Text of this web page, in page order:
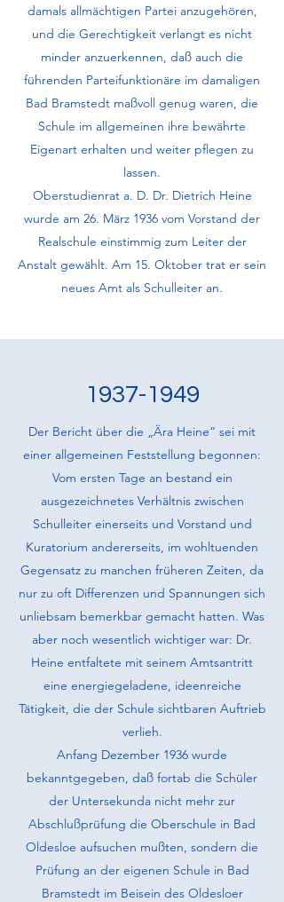
damals allmächtigen Partei anzugehören,
und die Gerechtigkeit verlangt es nicht
minder anzuerkennen, daß auch die
führenden Parteifunk­tionäre im damaligen
Bad Bramstedt maßvoll genug waren, die
Schule im allgemeinen ihre bewährte
Eigenart erhalten und weiter pflegen zu
lassen.
Oberstudienrat a. D. Dr. Dietrich Heine
wurde am 26. März 1936 vom Vorstand der
Realschule einstimmig zum Leiter der
Anstalt gewählt. Am 15. Oktober trat er sein
neues Amt als Schulleiter an.
1937-1949
Der Bericht über die „Ära Heine“ sei mit
einer allgemeinen Feststellung begonnen:
Vom ersten Tage an bestand ein
ausgezeichnetes Verhältnis zwischen
Schulleiter einerseits und Vorstand und
Kuratorium andererseits, im wohltuenden
Gegensatz zu manchen früheren Zeiten, da
nur zu oft Differenzen und Spannungen sich
unliebsam bemerkbar gemacht hatten. Was
aber noch wesentlich wichtiger war: Dr.
Heine entfaltete mit seinem Amtsantritt
eine energiegeladene, ideenreiche
Tätigkeit, die der Schule sichtbaren Auftrieb
verlieh.
Anfang Dezember 1936 wurde
bekanntgegeben, daß fortab die Schüler
der Untersekunda nicht mehr zur
Abschlußprüfung die Oberschule in Bad
Oldesloe aufsuchen mußten, sondern die
Prüfung an der eigenen Schule in Bad
Bramstedt im Beisein des Oldesloer